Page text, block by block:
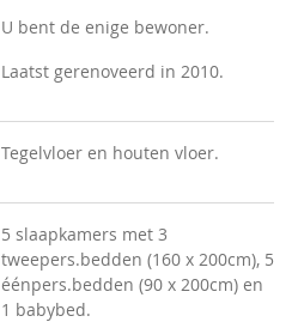
U bent de enige bewoner.
Laatst gerenoveerd in 2010.
Tegelvloer en houten vloer.
5 slaapkamers met 3
tweepers.bedden (160 x 200cm), 5
éénpers.bedden (90 x 200cm) en
1 babybed.